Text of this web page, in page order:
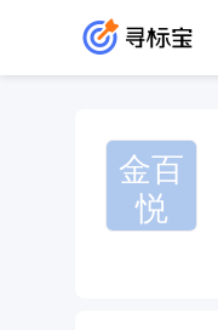
金百
悦